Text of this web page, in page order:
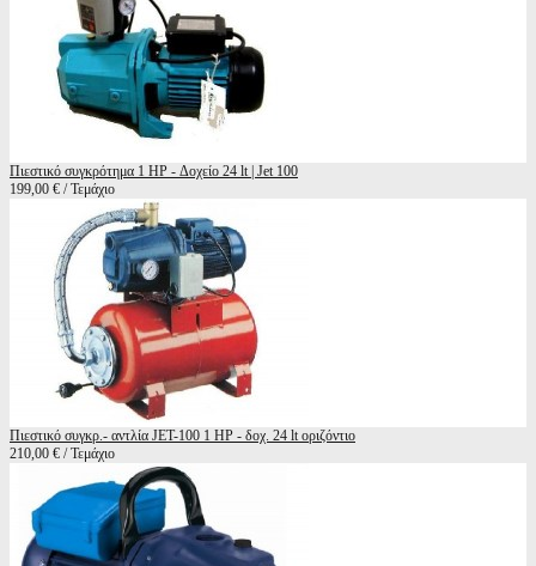
Πιεστικό συγκρότημα 1 HP - Δοχείο 24 lt | Jet 100
199,00 € / Τεμάχιο
Πιεστικό συγκρ.- αντλία JET-100 1 HP - δοχ. 24 lt οριζόντιο
210,00 € / Τεμάχιο